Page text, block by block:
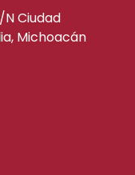
Ciudad
Michoacán